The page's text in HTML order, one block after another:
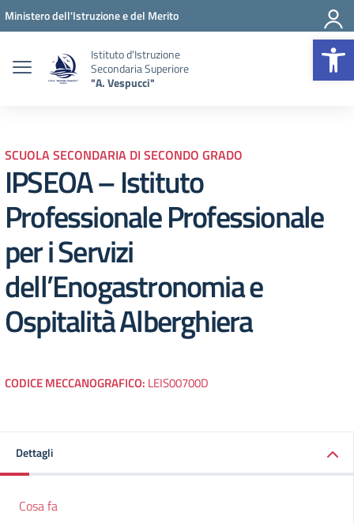
Vai ai contenuti
Vai al menu di navigazione
Vai al footer
Ministero dell'Istruzione e del Merito
Istituto d'Istruzione
Secondaria Superiore
"A. Vespucci"
SCUOLA SECONDARIA DI SECONDO GRADO
IPSEOA – Istituto
Professionale Professionale
per i Servizi
dell’Enogastronomia e
Ospitalità Alberghiera
CODICE MECCANOGRAFICO: LEIS00700D
Dettagli
Cosa fa